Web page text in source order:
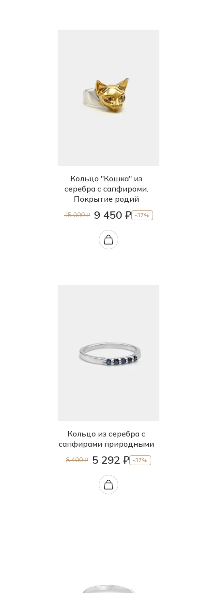
Кольцо "Кошка" из
серебра с сапфирами.
Покрытие родий
15 000 ₽ 9 450 ₽ -37%
Кольцо из серебра с
сапфирами природными
8 400 ₽ 5 292 ₽ -37%